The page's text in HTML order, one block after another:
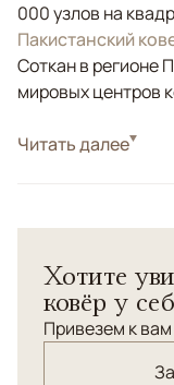
000 узлов на
Пакистанский
Соткан в регионе
мировых центров
СтильКлассические
ковроткачества:
Читать далее
Хотите
ковёр у
Привезем к